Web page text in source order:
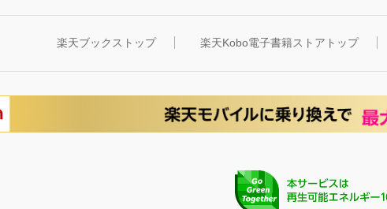
楽天ブックストップ 楽天Kobo電子書籍ストアトップ